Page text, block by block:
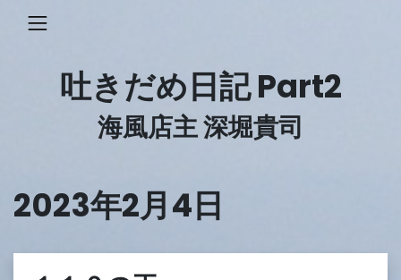
吐きだめ日記 Part2
海風店主 深堀貴司
2023年2月4日